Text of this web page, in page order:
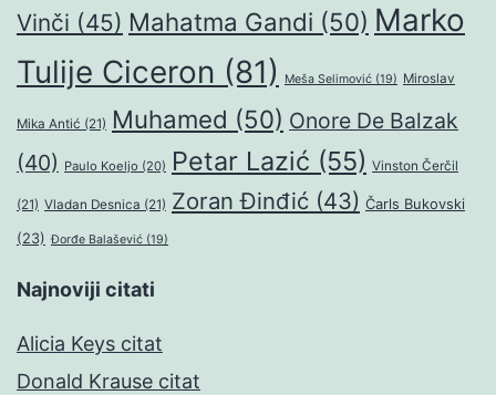
Vinči (45) Mahatma Gandi (50) Marko
Tulije Ciceron (81) Meša Selimović (19) Miroslav
Mika Antić (21) Muhamed (50) Onore De Balzak
(40) Paulo Koeljo (20) Petar Lazić (55) Vinston Čerčil
(21) Vladan Desnica (21) Zoran Đinđić (43) Čarls Bukovski
(23) Đorđe Balašević (19)
Najnoviji citati
Alicia Keys citat
Donald Krause citat